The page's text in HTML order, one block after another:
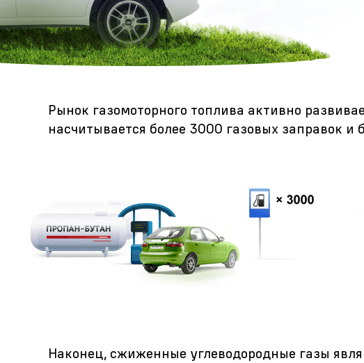
Рынок газомоторного топлива активно
насчитывается более 3000 газовых заправок
Наконец, сжиженные углеводородные газы